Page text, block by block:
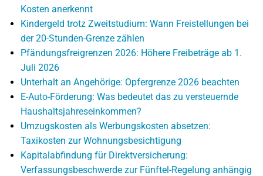
Kosten anerkennt
Kindergeld trotz Zweitstudium: Wann Freistellungen bei
der 20-Stunden-Grenze zählen
Pfändungsfreigrenzen 2026: Höhere Freibeträge ab 1.
Juli 2026
Unterhalt an Angehörige: Opfergrenze 2026 beachten
E-Auto-Förderung: Was bedeutet das zu versteuernde
Haushaltsjahreseinkommen?
Umzugskosten als Werbungskosten absetzen:
Taxikosten zur Wohnungsbesichtigung
Kapitalabfindung für Direktversicherung:
Verfassungsbeschwerde zur Fünftel-Regelung anhängig